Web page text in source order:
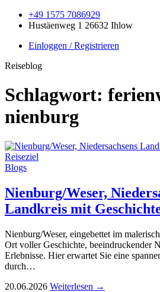
+49 1575 7086929
Hustäenweg 1 26632 Ihlow
Einloggen / Registrieren
Reiseblog
Schlagwort:
nienburg
Blogs
Nienburg/Weser,
Landkreis mit
Nienburg/Weser, eingebettet im
Ort voller Geschichte, beeindruckender
Erlebnisse. Hier erwartet Sie eine
durch…
20.06.2026 Weiterlesen →